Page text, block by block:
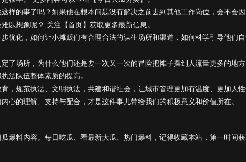
样的事了吗？如果他在根本问题没有解决之前去到其他工作岗位，会不会
以想象呢？ 关注【首页】获取更多最新信息。
优化，如何让小摊贩们有合理合法的谋生场所和渠道，如何科学引导他们
了场所，为什么他们还是要一次又一次的冒险把摊子摆到人流量更多的地
法队伍整体素质的提高。
，规范执法、文明执法，共建和谐社会，让城市管理更加有温度、更加人
心的理解、支持与配合，才是这件事儿带给我们的积极意义和价值所在。
爆料内容。每日吃瓜、看最新大瓜、热门爆料，记得收藏本站，第一时间